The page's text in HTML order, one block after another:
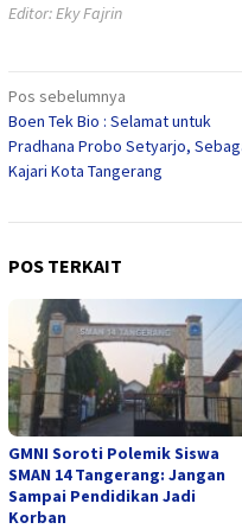
Editor: Eky Fajrin
Navigasi
pos
Pos sebelumnya
Boen Tek Bio : Selamat untuk
Pradhana Probo Setyarjo,
Kajari Kota Tangerang
POS TERKAIT
GMNI Soroti Polemik Siswa
SMAN 14 Tangerang: Jangan
Sampai Pendidikan Jadi
Korban